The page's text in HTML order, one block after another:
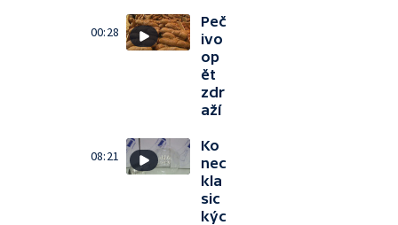
00:28
Peč
ivo
op
ět
zdr
aží
08:21
Ko
nec
kla
sic
kýc